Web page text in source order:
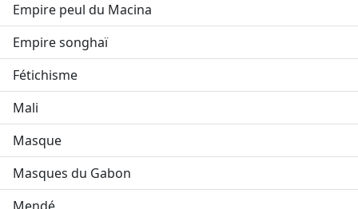
Empire peul du Macina
Empire songhaï
Fétichisme
Mali
Masque
Masques du Gabon